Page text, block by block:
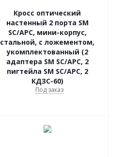
Кросс оптический
настенный 2 порта SM
SC/APC, мини-корпус,
стальной, с ложементом,
укомплектованный (2
адаптера SM SC/APC, 2
пигтейла SM SC/APC, 2
КДЗС-60)
Под заказ